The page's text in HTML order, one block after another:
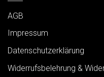
AGB
Impressum
Datenschutzerklärung
Widerrufsbelehrung &